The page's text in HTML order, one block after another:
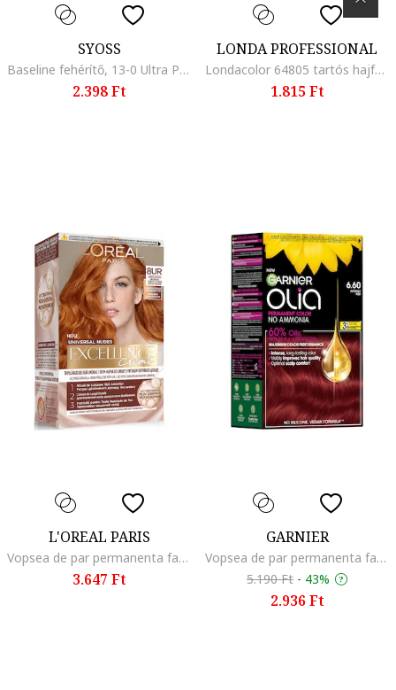
SYOSS
Baseline fehérítő, 13-0 Ultra Plus, 157,5 ml
2.398 Ft
LONDA PROFESSIONAL
Londacolor 64805 tartós hajfesték, 5/37
1.815 Ft
L'OREAL PARIS
Vopsea de par permanenta fara amoniac Excellence Universal Nudes Reds 7UR Cupru Universal/ Universal Copper, 192 ml, Vilagos rez
3.647 Ft
GARNIER
Vopsea de par permanenta fara amoniac Olia 1.0 Night Black, 174 ml, Intense Red
5.190 Ft - 43%
2.936 Ft